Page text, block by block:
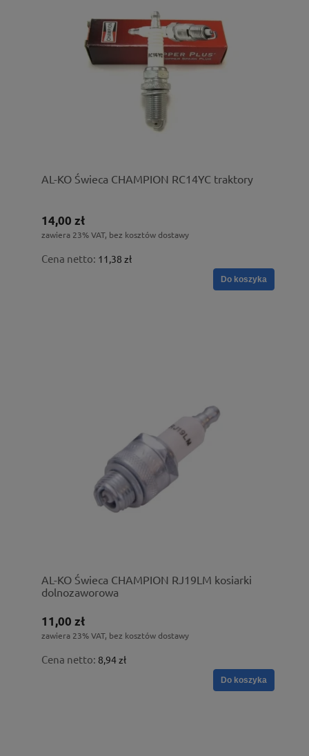
AL-KO Świeca CHAMPION RC14YC traktory
14,00 zł
zawiera 23% VAT, bez kosztów dostawy
Cena netto: 11,38 zł
Do koszyka
AL-KO Świeca CHAMPION RJ19LM kosiarki
dolnozaworowa
11,00 zł
zawiera 23% VAT, bez kosztów dostawy
Cena netto: 8,94 zł
Do koszyka